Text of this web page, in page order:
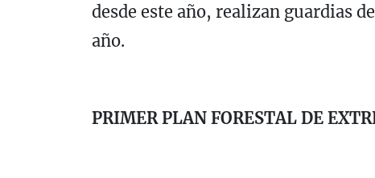
desde este año, realizan guardias
año.
PRIMER PLAN FORESTAL DE